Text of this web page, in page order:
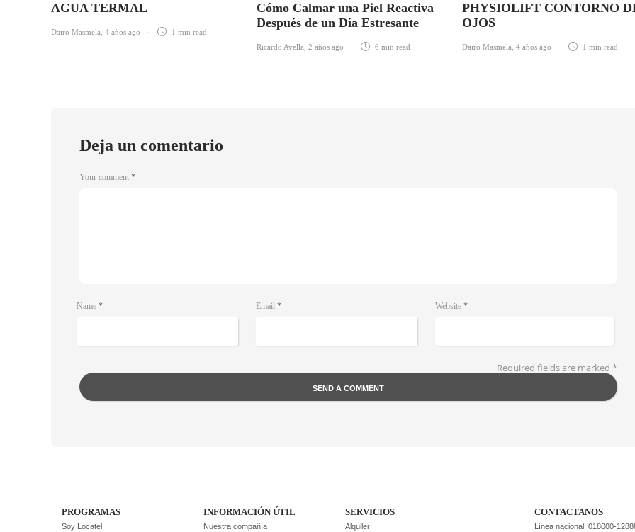
AGUA TERMAL
Dairo Masmela, 4 años ago 1 min read
Cómo Calmar una Piel Reactiva
Después de un Día Estresante
Ricardo Avella, 2 años ago 6 min read
PHYSIOLIFT CONTORNO
OJOS
Dairo Masmela, 4 años ago 1 min read
Deja un comentario
Your comment *
Name * Email * Website *
Required fields are marked*
PROGRAMAS
Soy Locatel
INFORMACIÓN ÚTIL
Nuestra compañía
SERVICIOS
Alquiler
CONTACTANOS
Línea nacional: 018000-